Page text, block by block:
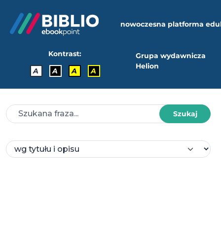
nowoczesna platforma
Kontrast:
A
A A A
Grupa wydawnicza
Helion
Szukaj